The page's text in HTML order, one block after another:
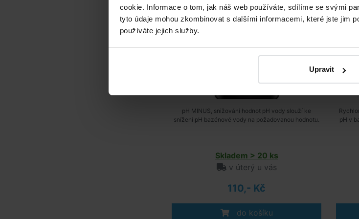
cookie. Informace o tom, jak náš web používáte, sdílíme se svými
tyto údaje mohou zkombinovat s dalšími informacemi, které jste jim
používáte jejich služby.
Upravit
pH MINUS, snižování hodnot pH vody slouží ke
snížení pH bazénové vody na požadovanou hodnotu.
Skladem > 20 ks
v úterý u vás
110,- Kč
do košíku
pH v